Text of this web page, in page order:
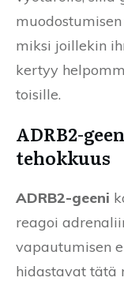
miksi joillekin
kertyy
toisille.
ADRB2-
tehokkuus
ADRB2-geeni
reagoi
vapautumisen
hidastavat tätä